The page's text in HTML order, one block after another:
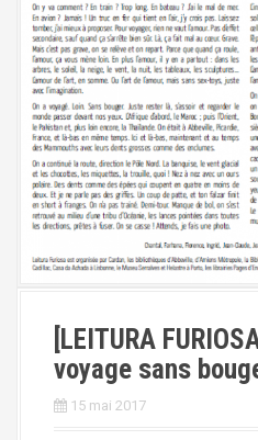
[LEITURA
voyage sans
15 mai 2017